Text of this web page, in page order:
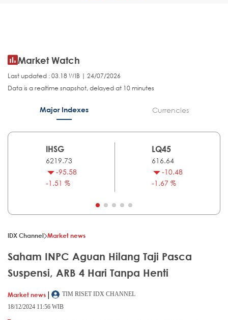
Market Watch
Last updated : 03.18 WIB | 24/07/2026
Data is a realtime snapshot, delayed at 10 minutes
Major Indexes Currencies
IHSG
6219.73
-95.58
-1.51 %
LQ45
616.64
-10.48
-1.67 %
IDX Channel Market news
Saham INPC Aguan Hilang Taji Pasca
Suspensi, ARB 4 Hari Tanpa Henti
Market news |
TIM RISET IDX CHANNEL
18/12/2024 11:56 WIB